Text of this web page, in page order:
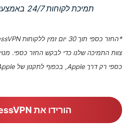
תמיכת לקוחות 24/7 באמצעות צ'אט חי ומייל
כספי רק דרך Apple, בכפוף לתקנון של Apple.
הורידו את ExpressVPN